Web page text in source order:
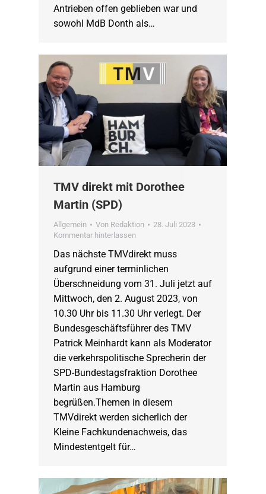
Antrieben offen geblieben war und
sowohl MdB Donth als…
TMV direkt mit Dorothee
Martin (SPD)
Allgemein Von Redaktion
28. Juli 2023
Kommentar hinterlassen
Das nächste TMVdirekt muss
aufgrund einer terminlichen
Überschneidung vom 31. Juli jetzt auf
Mittwoch, den 2. August 2023, von
10.30 Uhr bis 11.30 Uhr verlegt. Der
Bundesgeschäftsführer des TMV
Patrick Meinhardt kann als Moderator
die verkehrspolitische Sprecherin der
SPD-Bundestagsfraktion Dorothee
Martin aus Hamburg
begrüßen.Themen in diesem
TMVdirekt werden sicherlich der
Kleine Fachkundenachweis, das
Mindestentgelt für…